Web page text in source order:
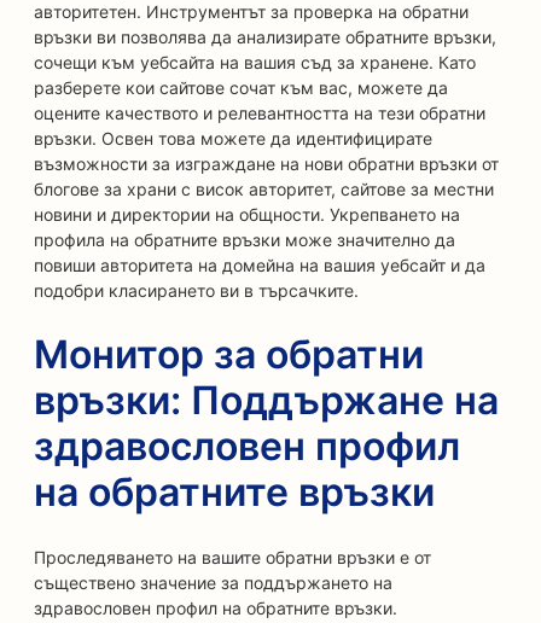
авторитетен. Инструментът за проверка на обратни
връзки ви позволява да анализирате обратните връзки,
сочещи към уебсайта на вашия съд за хранене. Като
разберете кои сайтове сочат към вас, можете да
оцените качеството и релевантността на тези обратни
връзки. Освен това можете да идентифицирате
възможности за изграждане на нови обратни връзки от
блогове за храни с висок авторитет, сайтове за местни
новини и директории на общности. Укрепването на
профила на обратните връзки може значително да
повиши авторитета на домейна на вашия уебсайт и да
подобри класирането ви в търсачките.
Монитор за обратни
връзки: Поддържане на
здравословен профил
на обратните връзки
Проследяването на вашите обратни връзки е от
съществено значение за поддържането на
здравословен профил на обратните връзки.